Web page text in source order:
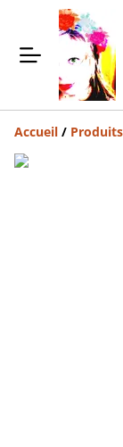
Accueil / Produits